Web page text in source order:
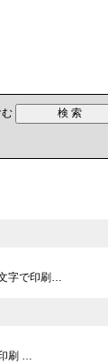
む
字で印刷…
刷 …